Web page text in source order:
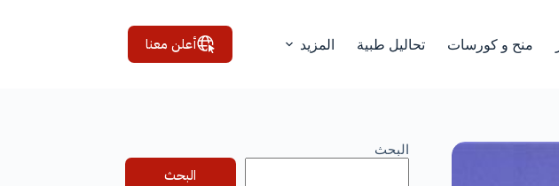
منح و كورسات تحاليل طبية المزيد أعلن معنا
البحث
البحث